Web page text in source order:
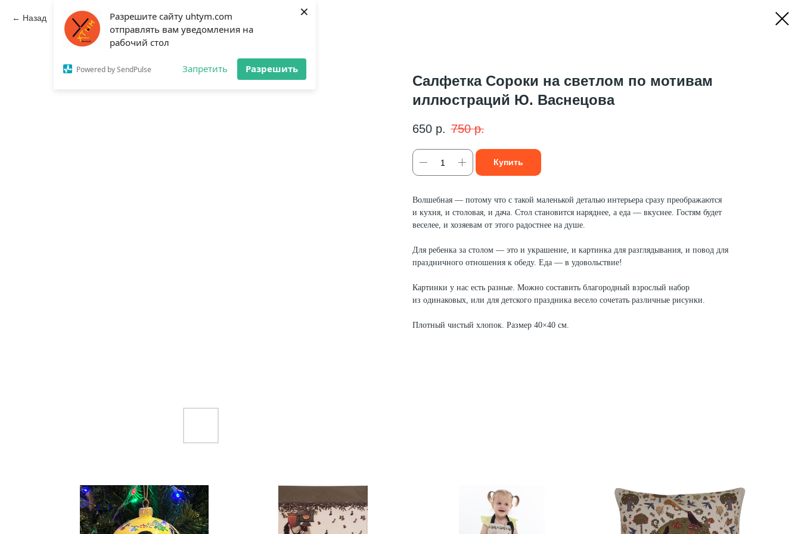
Разрешите сайту uhtym.com
отправлять вам уведомления на
рабочий стол
Powered by SendPulse Запретить Разрешить
×
Назад
Салфетка Сороки на светлом по мотивам
иллюстраций Ю. Васнецова
650 р. 750 р.
Купить
Волшебная — потому что с такой маленькой деталью интерьера сразу преображаются
и кухня, и столовая, и дача. Стол становится наряднее, а еда — вкуснее. Гостям будет
веселее, и хозяевам от этого радостнее на душе.
Для ребенка за столом — это и украшение, и картинка для разглядывания, и повод для
праздничного отношения к обеду. Еда — в удовольствие!
Картинки у нас есть разные. Можно составить благородный взрослый набор
из одинаковых, или для детского праздника весело сочетать различные рисунки.
Плотный чистый хлопок. Размер 40×40 см.